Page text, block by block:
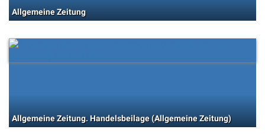
Allgemeine Zeitung
Allgemeine Zeitung. Handelsbeilage (Allgemeine Zeitung)